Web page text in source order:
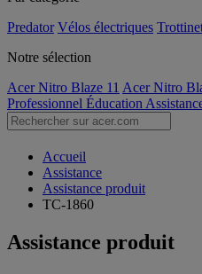
Predator Vélos électriques
Notre sélection
Acer Nitro Blaze 11 Acer Nitro
Professionnel Éducation
Accueil
Assistance
Assistance produit
TC-1860
Assistance produit